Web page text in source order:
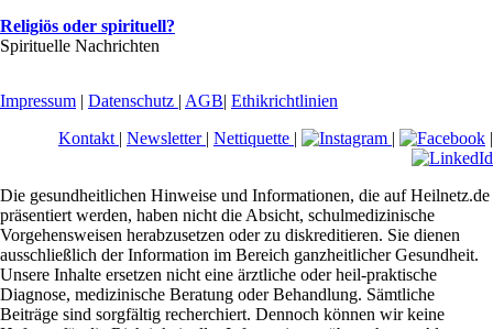
Religiös oder spirituell?
Spirituelle Nachrichten
Impressum | Datenschutz | AGB| Ethikrichtlinien
Kontakt | Newsletter | Nettiquette | | |
Die gesundheitlichen Hinweise und Informationen, die auf Heilnetz.de
präsentiert werden, haben nicht die Absicht, schulmedizinische
Vorgehensweisen herabzusetzen oder zu diskreditieren. Sie dienen
ausschließlich der Information im Bereich ganzheitlicher Gesundheit.
Unsere Inhalte ersetzen nicht eine ärztliche oder heil-praktische
Diagnose, medizinische Beratung oder Behandlung. Sämtliche
Beiträge sind sorgfältig recherchiert. Dennoch können wir keine